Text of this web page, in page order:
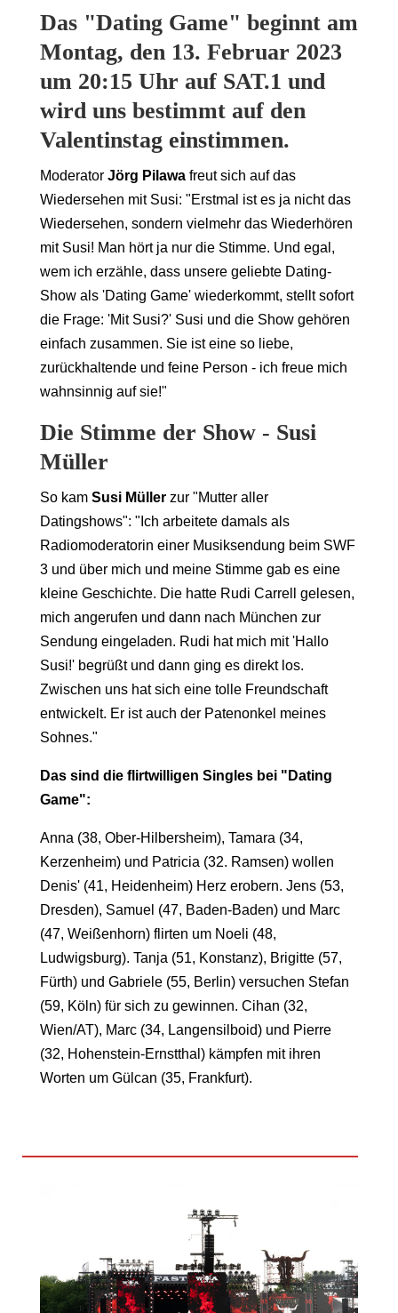
Das "Dating Game" beginnt am
Montag, den 13. Februar 2023
um 20:15 Uhr auf SAT.1 und
wird uns bestimmt auf den
Valentinstag einstimmen.
ModeratorJörg Pilawafreut sich auf das
Wiedersehen mit Susi: "Erstmal ist es ja nicht das
Wiedersehen, sondern vielmehr das Wiederhören
mit Susi! Man hört ja nur die Stimme. Und egal,
wem ich erzähle, dass unsere geliebte Dating-
Show als 'Dating Game' wiederkommt, stellt sofort
die Frage: 'Mit Susi?' Susi und die Show gehören
einfach zusammen. Sie ist eine so liebe,
zurückhaltende und feine Person - ich freue mich
wahnsinnig auf sie!"
Die Stimme der Show - Susi
Müller
So kam Susi Müllerzur "Mutter aller
Datingshows": "Ich arbeitete damals als
Radiomoderatorin einer Musiksendung beim SWF
3 und über mich und meine Stimme gab es eine
kleine Geschichte. Die hatte Rudi Carrell gelesen,
mich angerufen und dann nach München zur
Sendung eingeladen. Rudi hat mich mit 'Hallo
Susi!' begrüßt und dann ging es direkt los.
Zwischen uns hat sich eine tolle Freundschaft
entwickelt. Er ist auch der Patenonkel meines
Sohnes."
Das sind die flirtwilligen Singles bei "Dating
Game":
Anna (38, Ober-Hilbersheim), Tamara (34,
Kerzenheim) und Patricia (32. Ramsen) wollen
Denis' (41, Heidenheim) Herz erobern. Jens (53,
Dresden), Samuel (47, Baden-Baden) und Marc
(47, Weißenhorn) flirten um Noeli (48,
Ludwigsburg). Tanja (51, Konstanz), Brigitte (57,
Fürth) und Gabriele (55, Berlin) versuchen Stefan
(59, Köln) für sich zu gewinnen. Cihan (32,
Wien/AT), Marc (34, Langensilboid) und Pierre
(32, Hohenstein-Ernstthal) kämpfen mit ihren
Worten um Gülcan (35, Frankfurt).